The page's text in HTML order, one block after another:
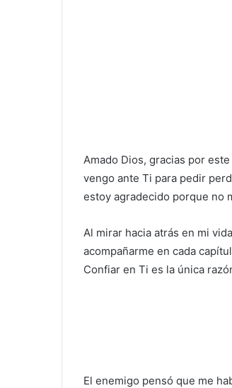
Amado Dios, gracias por
vengo ante Ti para pedir
estoy agradecido porque no
Al mirar hacia atrás en mi
acompañarme en cada
Confiar en Ti es la única
El enemigo pensó que me